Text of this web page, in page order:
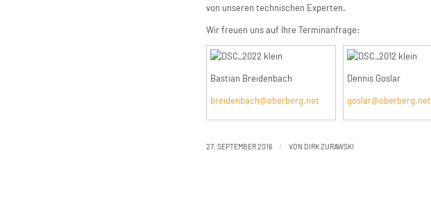
von unseren technischen Experten.
Wir freuen uns auf Ihre Terminanfrage:
Bastian Breidenbach
breidenbach@oberberg.net
Dennis Goslar
goslar@oberberg.net
27. SEPTEMBER 2016 / VON DIRK ZURAWSKI